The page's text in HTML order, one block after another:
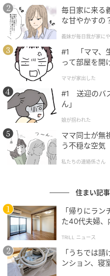
最初の頃は「まあ慣れれば
いた夫婦でしたが、徐々
た。
ある朝、出勤準備をしな
たそうです。
「毎朝これやるの、地味
一方で、妻側にもストレ
「雨の日は本当に大変…」
「朝の10分って想像以上
が、少しずつ生活全体の
です。
もう限界…庭を壊して
100万円
毎日家に来る
な甘やかすの
が】
義妹が毎日我が家に
#1 「ママ、
って部屋を開
ママが家出した
#1 送迎のバ
ん」
娘が拐われた
ママ同士が無
う不穏な空気
私たちの連絡係さん
住まい記
「帰りにラ
た40代夫婦、
TRILL ニュース
「うちでは
ンション、寝